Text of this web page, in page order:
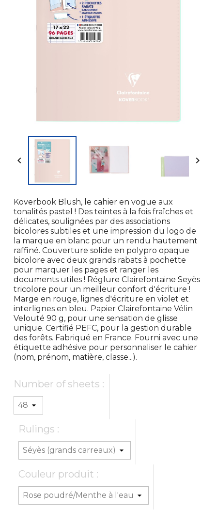
 
Koverbook Blush, le cahier en vogue aux
tonalités pastel ! Des teintes à la fois fraîches et
délicates, soulignées par des associations
bicolores subtiles et une impression du logo de
la marque en blanc pour un rendu hautement
raffiné. Couverture solide en polypro opaque
bicolore avec deux grands rabats à pochette
pour marquer les pages et ranger les
documents utiles ! Réglure Clairefontaine Seyès
tricolore pour un meilleur confort d'écriture !
Marge en rouge, lignes d'écriture en violet et
interlignes en bleu. Papier Clairefontaine Vélin
Velouté 90 g, pour une sensation de glisse
unique. Certifié PEFC, pour la gestion durable
des forêts. Fabriqué en France. Fourni avec une
étiquette adhésive pour personnaliser le cahier
(nom, prénom, matière, classe...).
Number of sheets :
Rulings :
Couleur produit :